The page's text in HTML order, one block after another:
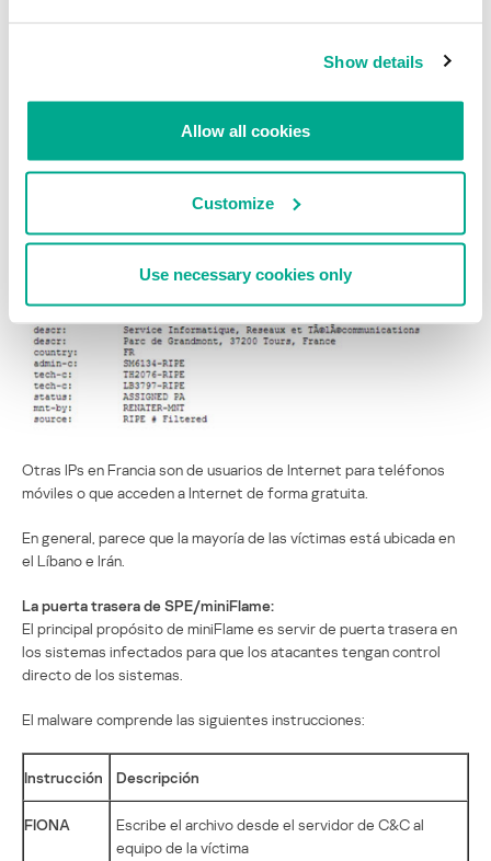
Show details
Allow all cookies
Customize
Use necessary cookies only
Francia son las más raras – algunas parecen proxies o VPNs, pero
Por ejemplo, una de las IPs infectadas en Francia pertenece a la
Otras IPs en Francia son de usuarios de Internet para teléfonos
móviles o que acceden a Internet de forma gratuita.
En general, parece que la mayoría de las víctimas está ubicada en
el Líbano e Irán.
La puerta trasera de SPE/miniFlame:
El principal propósito de miniFlame es servir de puerta trasera en
los sistemas infectados para que los atacantes tengan control
directo de los sistemas.
El malware comprende las siguientes instrucciones:
Instrucción Descripción
FIONA
Escribe el archivo desde el servidor de C&C al
equipo de la víctima